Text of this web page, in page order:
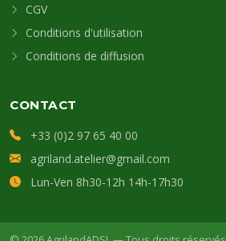
CGV
Conditions d'utilisation
Conditions de diffusion
CONTACT
+33 (0)2 97 65 40 00
agriland.atelier@gmail.com
Lun-Ven 8h30-12h 14h-17h30